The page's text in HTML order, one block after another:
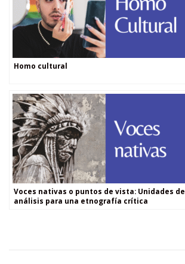
Homo cultural
Voces nativas o puntos de vista: Unidades de
análisis para una etnografía crítica